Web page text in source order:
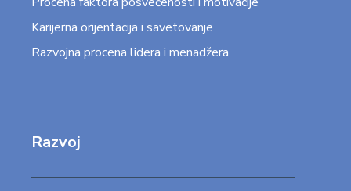
Karijerna orijentacija i savetovanje
Razvojna procena lidera i menadžera
Razvoj